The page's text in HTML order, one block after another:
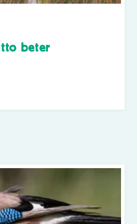
beter